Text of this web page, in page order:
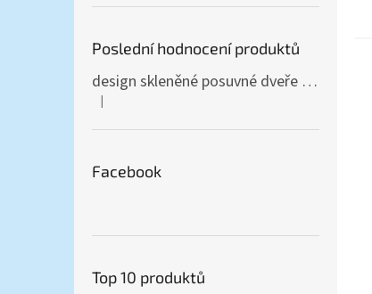
Poslední hodnocení produktů
design skleněné posuvné dveře Amalfi 90x205 cm T12 - komplet AKCE
Hodnocení produktu je 5 z 5 hvězdiček.
|
Facebook
Top 10 produktů